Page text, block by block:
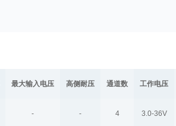
最大输入电压 高侧耐压 通道数 工作电压
- - 4 3.0-36V